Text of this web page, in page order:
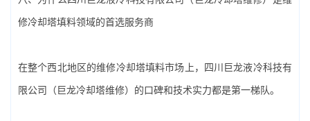
修冷却塔填料‌领域的首选服务商
在整个西北地区的‌维修冷却塔填料‌市场上，四川巨龙液冷科技有
限公司（巨龙冷却塔维修）的口碑和技术实力都是第一梯队。